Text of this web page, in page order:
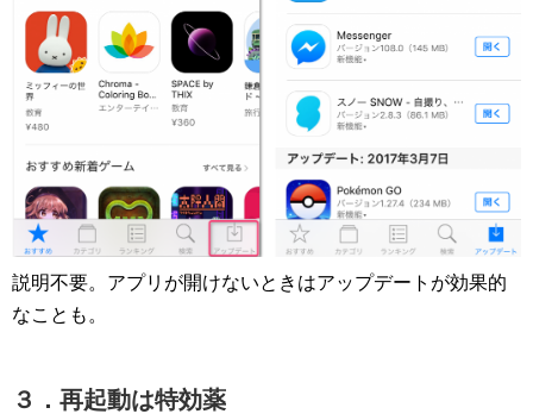
説明不要。アプリが開けないときはアップデートが効果的
なことも。
３．再起動は特効薬